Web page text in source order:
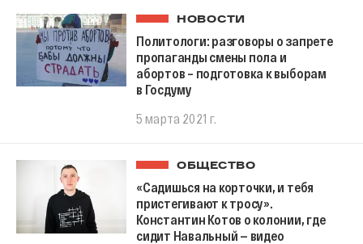
НОВОСТИ
Политологи: разговоры о запрете
пропаганды смены пола и
абортов – подготовка к выборам
в Госдуму
5 марта 2021 г.
ОБЩЕСТВО
«Садишься на корточки, и тебя
пристегивают к тросу».
Константин Котов о колонии, где
сидит Навальный — видео